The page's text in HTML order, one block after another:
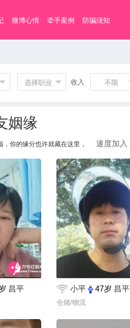
微博心情 牵手案例 防骗须知
选择职业 收入 不限
姻缘
，你的缘分也许就藏在这里， 速度加入
昌平 小平 47岁 昌平
仓储/物流